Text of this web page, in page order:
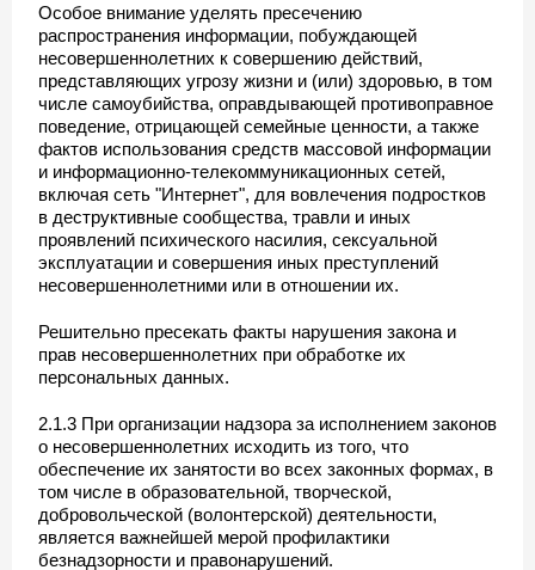
Особое внимание уделять пресечению
распространения информации, побуждающей
несовершеннолетних к совершению действий,
представляющих угрозу жизни и (или) здоровью, в том
числе самоубийства, оправдывающей противоправное
поведение, отрицающей семейные ценности, а также
фактов использования средств массовой информации
и информационно-телекоммуникационных сетей,
включая сеть "Интернет", для вовлечения подростков
в деструктивные сообщества, травли и иных
проявлений психического насилия, сексуальной
эксплуатации и совершения иных преступлений
несовершеннолетними или в отношении их.
Решительно пресекать факты нарушения закона и
прав несовершеннолетних при обработке их
персональных данных.
2.1.3 При организации надзора за исполнением законов
о несовершеннолетних исходить из того, что
обеспечение их занятости во всех законных формах, в
том числе в образовательной, творческой,
добровольческой (волонтерской) деятельности,
является важнейшей мерой профилактики
безнадзорности и правонарушений.